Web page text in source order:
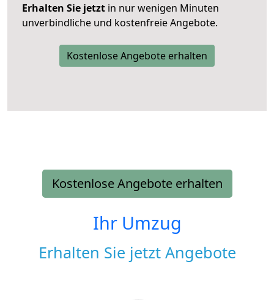
Erhalten Sie jetzt in nur wenigen Minuten
unverbindliche und kostenfreie Angebote.
Kostenlose Angebote erhalten
Kostenlose Angebote erhalten
Ihr Umzug
Erhalten Sie jetzt Angebote